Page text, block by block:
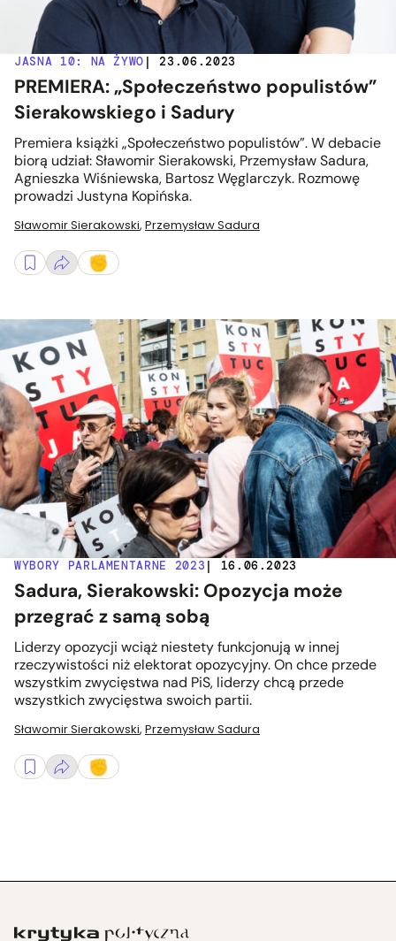
JASNA 10: NA ŻYWO | 23.06.2023
PREMIERA: „Społeczeństwo populistów”
Sierakowskiego i Sadury
Premiera książki „Społeczeństwo populistów”. W debacie
biorą udział: Sławomir Sierakowski, Przemysław Sadura,
Agnieszka Wiśniewska, Bartosz Węglarczyk. Rozmowę
prowadzi Justyna Kopińska.
Sławomir Sierakowski, Przemysław Sadura
WYBORY PARLAMENTARNE 2023 | 16.06.2023
Sadura, Sierakowski: Opozycja może
przegrać z samą sobą
Liderzy opozycji wciąż niestety funkcjonują w innej
rzeczywistości niż elektorat opozycyjny. On chce przede
wszystkim zwycięstwa nad PiS, liderzy chcą przede
wszystkich zwycięstwa swoich partii.
Sławomir Sierakowski, Przemysław Sadura